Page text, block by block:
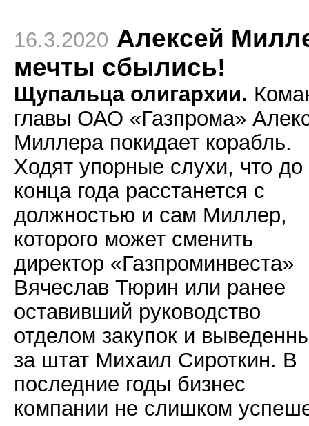
16.3.2020 Алексей
мечты сбылись!
Щупальца олигархии.
главы ОАО «Газпрома»
Миллера покидает корабль.
Ходят упорные слухи, что до
конца года расстанется с
должностью и сам Миллер,
которого может сменить
директор «Газпроминвеста»
Вячеслав Тюрин или ранее
оставивший руководство
отделом закупок и
за штат Михаил Сироткин. В
последние годы бизнес
компании не слишком